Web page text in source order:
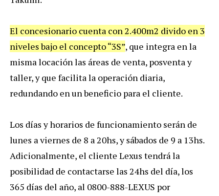
El concesionario cuenta con 2.400m2 divido en 3
niveles bajo el concepto “3S”, que integra en la
misma locación las áreas de venta, posventa y
taller, y que facilita la operación diaria,
redundando en un beneficio para el cliente.
Los días y horarios de funcionamiento serán de
lunes a viernes de 8 a 20hs, y sábados de 9 a 13hs.
Adicionalmente, el cliente Lexus tendrá la
posibilidad de contactarse las 24hs del día, los
365 días del año, al 0800-888-LEXUS por